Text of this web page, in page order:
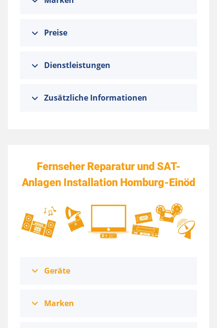
Preise
Dienstleistungen
Zusätzliche Informationen
Fernseher Reparatur und SAT-
Anlagen Installation Homburg-Einöd
Geräte
Marken